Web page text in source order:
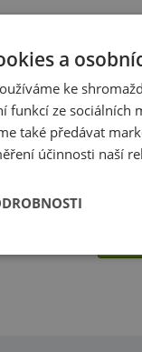
k fitness tréninku,
a
ke
funkcí ze sociálních
také předávat
účinnosti naší